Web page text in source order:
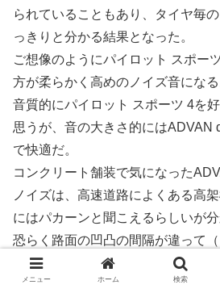
られていることもあり、タイヤ毎
っきりと分かる結果となった。
ご想像のようにパイロット スポー
方が柔らかく高めのノイズ音になる
音質的にパイロット スポーツ 4を
思うが、音の大きさ的にはADVAN
で快適だ。
コンクリート舗装で気になった
ノイズは、高速道路によくある高
にはパカーンと聞こえるらしいが分
恐らく路面の凹凸の間隔が違って
い？）共鳴しなかったのだろう。
また、タイトコーナーでの走りに
メニュー ホーム 検索